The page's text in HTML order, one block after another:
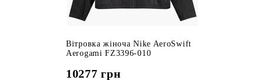
Вітровка жіноча Nike AeroSwift
Aerogami FZ3396-010
10277 грн